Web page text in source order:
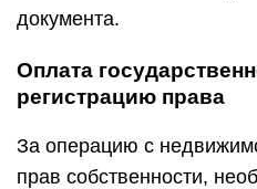
документа.
Оплата
регистрацию права
За операцию с
прав собственности,